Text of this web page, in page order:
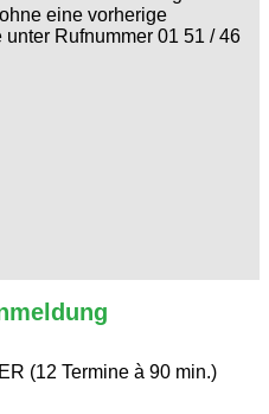
eine vorherige
Rufnummer 01 51 / 46
(12 Termine à 90 min.)